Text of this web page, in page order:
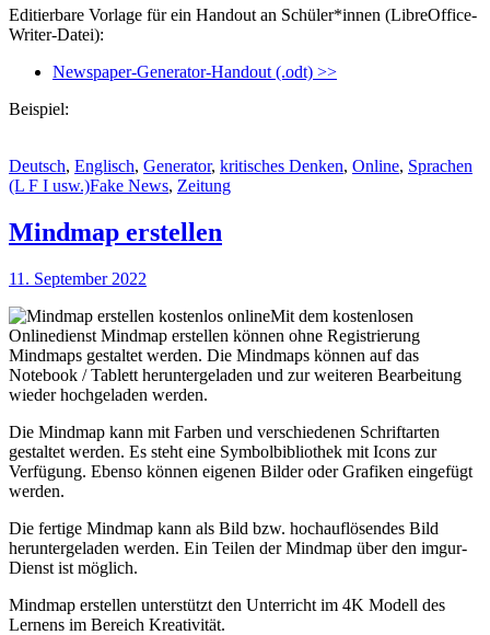
Editierbare Vorlage für ein Handout an Schüler*innen (LibreOffice-
Writer-Datei):
Newspaper-Generator-Handout (.odt) >>
Beispiel:
Kategorien
Deutsch, Englisch, Generator, kritisches Denken, Online, Sprachen
(L F I usw.)Schlagworte
Fake News, Zeitung
Mindmap erstellen
Veröffentlicht
11. September 2022
Mit dem kostenlosen
Onlinedienst Mindmap erstellen können ohne Registrierung
Mindmaps gestaltet werden. Die Mindmaps können auf das
Notebook / Tablett heruntergeladen und zur weiteren Bearbeitung
wieder hochgeladen werden.
Die Mindmap kann mit Farben und verschiedenen Schriftarten
gestaltet werden. Es steht eine Symbolbibliothek mit Icons zur
Verfügung. Ebenso können eigenen Bilder oder Grafiken eingefügt
werden.
Die fertige Mindmap kann als Bild bzw. hochauflösendes Bild
heruntergeladen werden. Ein Teilen der Mindmap über den imgur-
Dienst ist möglich.
Mindmap erstellen unterstützt den Unterricht im 4K Modell des
Lernens im Bereich Kreativität.